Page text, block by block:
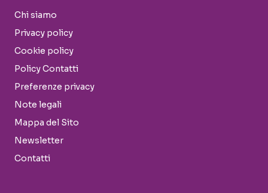
Chi siamo
Privacy policy
Cookie policy
Policy Contatti
Preferenze privacy
Note legali
Mappa del Sito
Newsletter
Contatti